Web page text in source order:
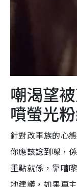
嘲渴望
噴螢光
針對改車族的心
你應該諗到㗎，
重點就係，靠嘈
地建議，如果車